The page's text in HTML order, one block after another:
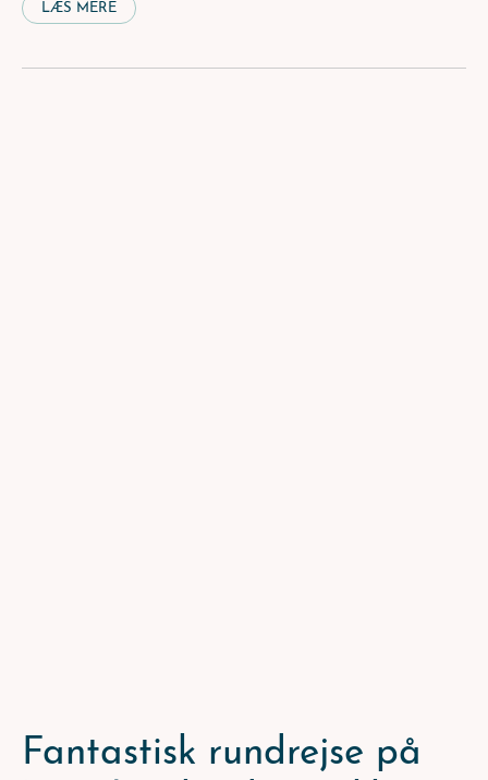
LÆS MERE
Fantastisk rundrejse på